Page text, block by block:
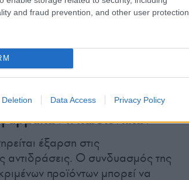
and fraud prevention, and other user protection.
Deletion Data Access Privacy Policy
την οποία τα εξανθήματα κάνουν
του σώματος που εκτίθενται
την ποιότητα ζωής του
την κατάλληλη θεραπευτική
ή καλλυντικών
έξαρση στις
αντιδράσεις. Ο συνδυασμός της
προϊόντων μπορεί να